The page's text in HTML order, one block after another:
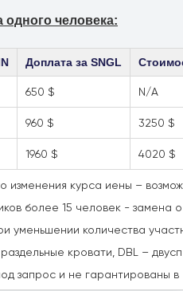
человека:
Доплата за SNGL
650 $ N/A
960 $ 3250 $
1960 $ 4020 $
изменения курса иены –
более 15 человек - замена
уменьшении количества
кровати, DBL –
запрос и не гарантированы в